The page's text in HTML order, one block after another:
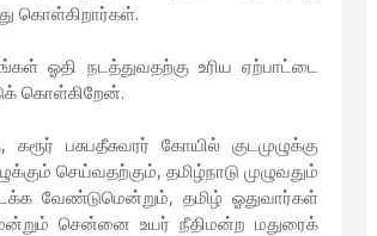
கொள்கிறார்கள்.
ஓதி நடத்துவதற்கு உரிய ஏற்பாட்டை
கொள்கிறேன்.
பசுபதீசுவரர் கோயில் குடமுழுக்கு
செய்வதற்கும், தமிழ்நாடு முழுவதும்
வேண்டுமென்றும், தமிழ் ஓதுவார்கள்
சென்னை உயர் நீதிமன்ற மதுரைக்